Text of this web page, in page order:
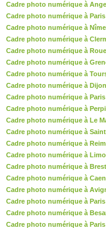
Cadre photo numérique à
Cadre photo numérique à Paris
Cadre photo numérique à
Cadre photo numérique à
Cadre photo numérique à
Cadre photo numérique à
Cadre photo numérique à
Cadre photo numérique à Dijon
Cadre photo numérique à Paris
Cadre photo numérique à
Cadre photo numérique à Le
Cadre photo numérique à
Cadre photo numérique à
Cadre photo numérique à
Cadre photo numérique à Brest
Cadre photo numérique à Caen
Cadre photo numérique à
Cadre photo numérique à Paris
Cadre photo numérique à
Cadre photo numérique à Paris